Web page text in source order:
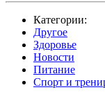
Категории:
Другое
Здоровье
Новости
Питание
Спорт и